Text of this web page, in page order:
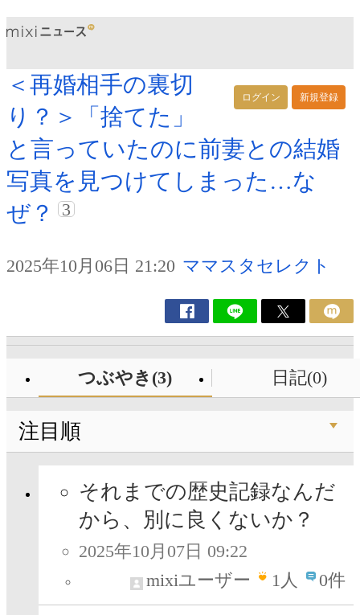
ログイン 新規登録
＜再婚相手の裏切
り？＞「捨てた」
と言っていたのに前妻との結婚
写真を見つけてしまった…な
ぜ？
3
2025年10月06日 21:20 ママスタセレクト
つぶやき(3) 日記(0)
注目順
それまでの歴史記録なんだ
から、別に良くないか？
2025年10月07日 09:22
mixiユーザー
1人 0件